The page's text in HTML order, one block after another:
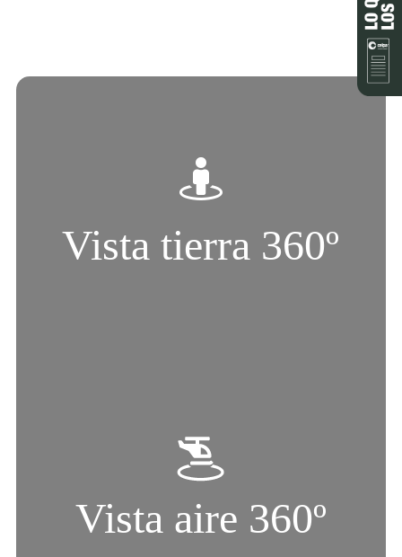
Vista tierra 360º
Vista aire 360º